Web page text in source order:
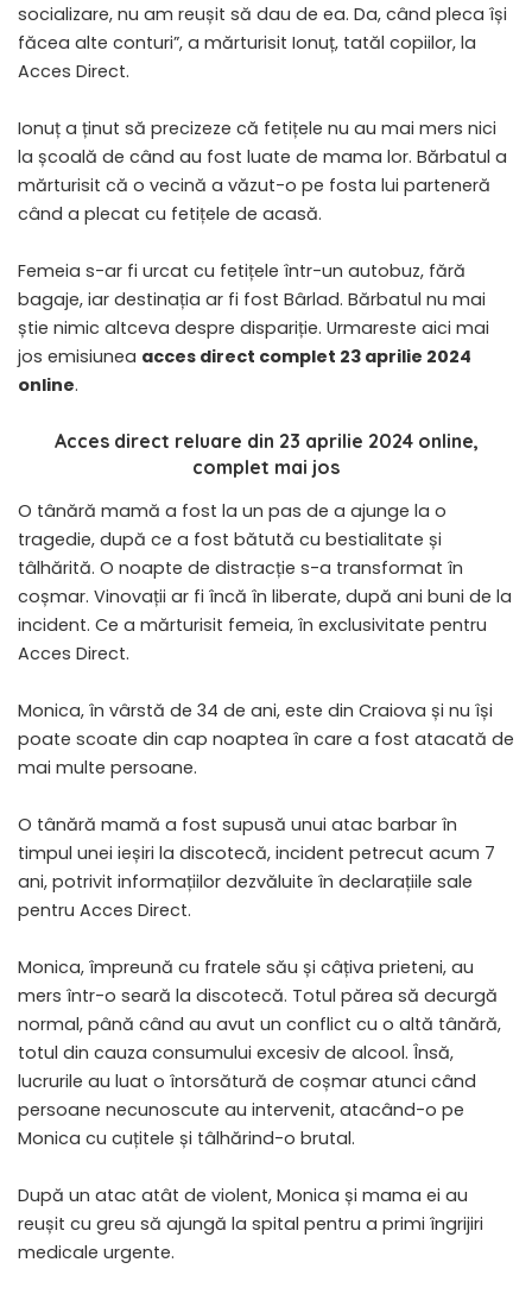
socializare, nu am reușit să dau de ea. Da, când pleca își
făcea alte conturi”, a mărturisit Ionuț, tatăl copiilor, la
Acces Direct.
Ionuț a ținut să precizeze că fetițele nu au mai mers nici
la școală de când au fost luate de mama lor. Bărbatul a
mărturisit că o vecină a văzut-o pe fosta lui parteneră
când a plecat cu fetițele de acasă.
Femeia s-ar fi urcat cu fetițele într-un autobuz, fără
bagaje, iar destinația ar fi fost Bârlad. Bărbatul nu mai
știe nimic altceva despre dispariție. Urmareste aici mai
jos emisiunea acces direct complet 23 aprilie 2024
online.
Acces direct reluare din 23 aprilie 2024 online,
complet mai jos
O tânără mamă a fost la un pas de a ajunge la o
tragedie, după ce a fost bătută cu bestialitate și
tâlhărită. O noapte de distracție s-a transformat în
coșmar. Vinovații ar fi încă în liberate, după ani buni de la
incident. Ce a mărturisit femeia, în exclusivitate pentru
Acces Direct.
Monica, în vârstă de 34 de ani, este din Craiova și nu își
poate scoate din cap noaptea în care a fost atacată de
mai multe persoane.
O tânără mamă a fost supusă unui atac barbar în
timpul unei ieșiri la discotecă, incident petrecut acum 7
ani, potrivit informațiilor dezvăluite în declarațiile sale
pentru Acces Direct.
Monica, împreună cu fratele său și câțiva prieteni, au
mers într-o seară la discotecă. Totul părea să decurgă
normal, până când au avut un conflict cu o altă tânără,
totul din cauza consumului excesiv de alcool. Însă,
lucrurile au luat o întorsătură de coșmar atunci când
persoane necunoscute au intervenit, atacând-o pe
Monica cu cuțitele și tâlhărind-o brutal.
După un atac atât de violent, Monica și mama ei au
reușit cu greu să ajungă la spital pentru a primi îngrijiri
medicale urgente.